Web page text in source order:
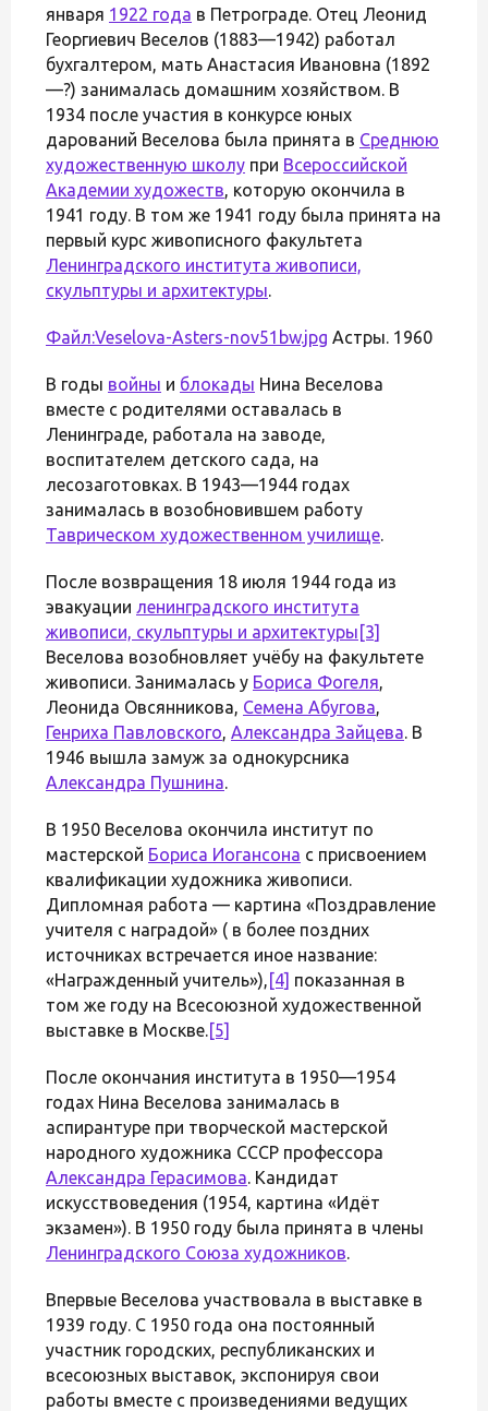
января 1922 года в Петрограде. Отец Леонид
Георгиевич Веселов (1883—1942) работал
бухгалтером, мать Анастасия Ивановна (1892
—?) занималась домашним хозяйством. В
1934 после участия в конкурсе юных
дарований Веселова была принята в Среднюю
художественную школу при Всероссийской
Академии художеств, которую окончила в
1941 году. В том же 1941 году была принята на
первый курс живописного факультета
Ленинградского института живописи,
скульптуры и архитектуры.
Файл:Veselova-Asters-nov51bw.jpg Астры. 1960
В годы войны и блокады Нина Веселова
вместе с родителями оставалась в
Ленинграде, работала на заводе,
воспитателем детского сада, на
лесозаготовках. В 1943—1944 годах
занималась в возобновившем работу
Таврическом художественном училище.
После возвращения 18 июля 1944 года из
эвакуации ленинградского института
живописи, скульптуры и архитектуры [3]
Веселова возобновляет учёбу на факультете
живописи. Занималась у Бориса Фогеля,
Леонида Овсянникова, Семена Абугова,
Генриха Павловского, Александра Зайцева. В
1946 вышла замуж за однокурсника
Александра Пушнина.
В 1950 Веселова окончила институт по
мастерской Бориса Иогансона с присвоением
квалификации художника живописи.
Дипломная работа — картина «Поздравление
учителя с наградой» ( в более поздних
источниках встречается иное название:
«Награжденный учитель»), [4] показанная в
том же году на Всесоюзной художественной
выставке в Москве.[5]
После окончания института в 1950—1954
годах Нина Веселова занималась в
аспирантуре при творческой мастерской
народного художника СССР профессора
Александра Герасимова. Кандидат
искусствоведения (1954, картина «Идёт
экзамен»). В 1950 году была принята в члены
Ленинградского Союза художников.
Впервые Веселова участвовала в выставке в
1939 году. С 1950 года она постоянный
участник городских, республиканских и
всесоюзных выставок, экспонируя свои
работы вместе с произведениями ведущих